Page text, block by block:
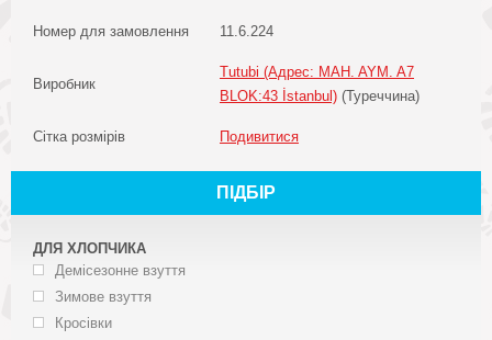
Номер для замовлення 11.6.224
Виробник
Tutubi (Адрес: MAH. AYM. A7
BLOK:43 İstanbul) (Туреччина)
Сітка розмірів Подивитися
ПІДБІР
ДЛЯ ХЛОПЧИКА
Демісезонне взуття
Зимове взуття
Кросівки